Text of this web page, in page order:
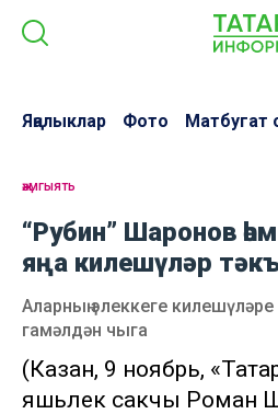
Яңалыклар Фото Матбугат
җәмгыять
“Рубин” Шаронов
яңа килешүләр
Аларның элеккеге
гамәлдән чыга
(Казан, 9 ноябрь,
яшьлек сакчы Роман